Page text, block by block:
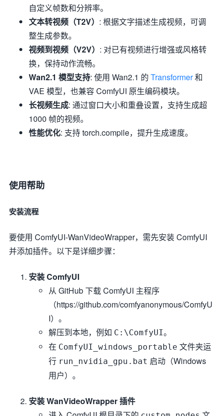
自定义帧数和分辨率。
文本转视频（T2V） : 根据文字描述生成视频，可调
整生成参数。
视频到视频（V2V） : 对已有视频进行增强或风格转
换，保持动作流畅。
Wan2.1 模型支持: 使用 Wan2.1 的 Transformer和
VAE 模型，也兼容 ComfyUI 原生编码模块。
长视频生成: 通过窗口大小和重叠设置，支持生成超
1000 帧的视频。
性能优化: 支持 torch.compile，提升生成速度。
使用帮助
安装流程
要使用 ComfyUI-WanVideoWrapper，需先安装 ComfyUI
并添加插件。以下是详细步骤：
安装 ComfyUI
从 GitHub 下载 ComfyUI 主程序
（https://github.com/comfyanonymous/ComfyU
I）。
解压到本地，例如 C:\ComfyUI。
在 ComfyUI_windows_portable 文件夹运
行 run_nvidia_gpu.bat 启动（Windows
用户）。
安装 WanVideoWrapper 插件